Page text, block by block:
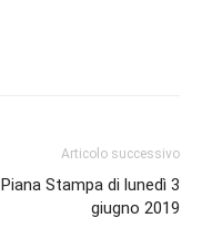
Articolo successivo
Piana Stampa di lunedì 3
giugno 2019